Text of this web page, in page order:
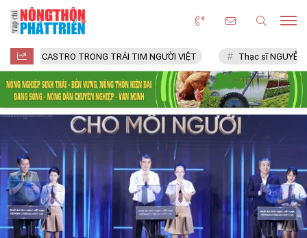
TRONG TRÁI TIM NGƯỜI VIỆT Thạc sĩ NGUYỄN VĂN CHÍ